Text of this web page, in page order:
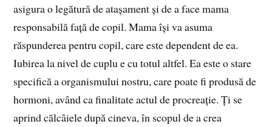
asigura o legătură de atașament și de a face mama
responsabilă față de copil. Mama își va asuma
răspunderea pentru copil, care este dependent de ea.
Iubirea la nivel de cuplu e cu totul altfel. Ea este o stare
specifică a organismului nostru, care poate fi produsă de
hormoni, având ca finalitate actul de procreație. Ți se
aprind călcâiele după cineva, în scopul de a crea